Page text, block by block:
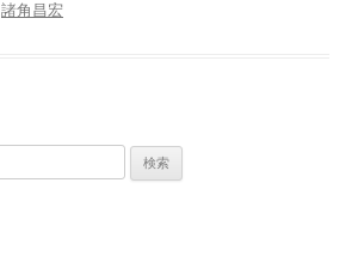
諸角昌宏